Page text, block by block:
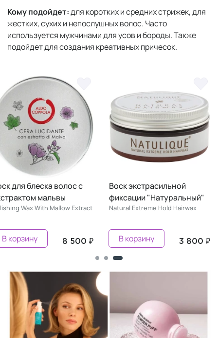
Кому подойдет:для коротких и средних стрижек, для
жестких, сухих и непослушных волос. Часто
используется мужчинами для усов и бороды. Также
подойдет для создания креативных причесок.
для блеска волос с
мальвы
Wax With Mallow Extract
8 500 ₽
В корзину
Воск экстрасильной
фиксации "Натуральный"
Natural Extreme Hold Hairwax
3 800 ₽
В корзину